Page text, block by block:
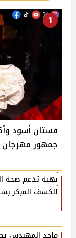
1
فستان أسود
جمهور
بهية تدعم صحة
للكشف المبكر